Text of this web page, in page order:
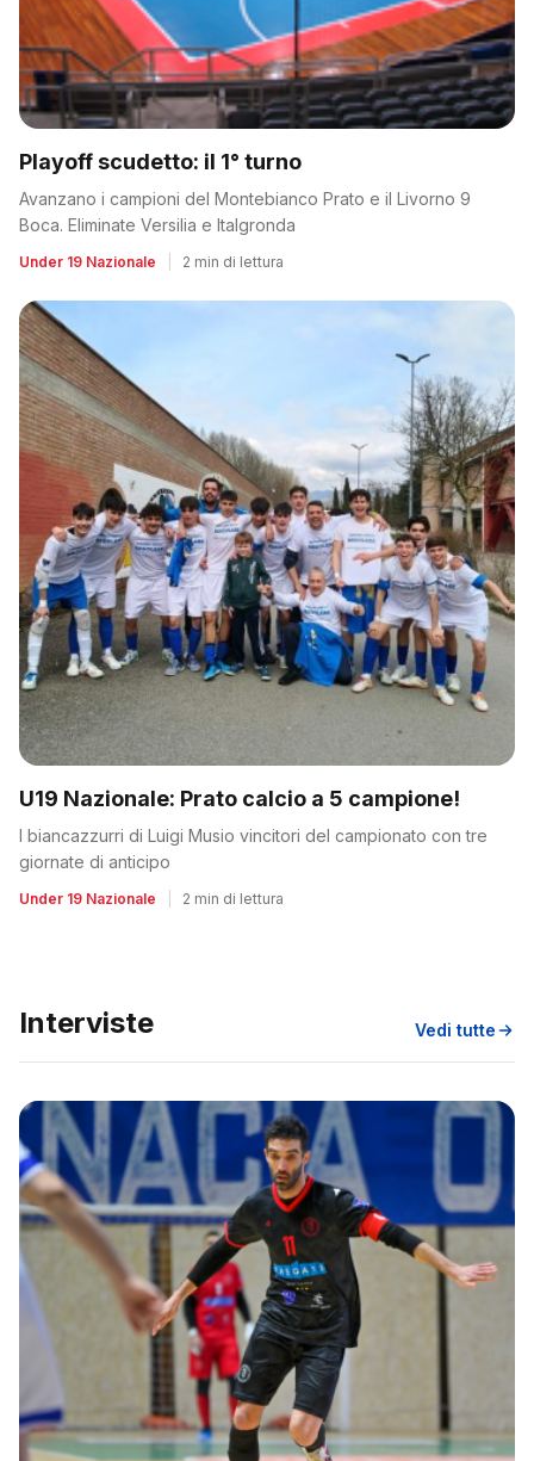
Playoff scudetto: il 1° turno
Avanzano i campioni del Montebianco Prato e il Livorno 9
Boca. Eliminate Versilia e Italgronda
Under 19 Nazionale 2 min di lettura
U19 Nazionale: Prato calcio a 5 campione!
I biancazzurri di Luigi Musio vincitori del campionato con tre
giornate di anticipo
Under 19 Nazionale 2 min di lettura
Interviste Vedi tutte